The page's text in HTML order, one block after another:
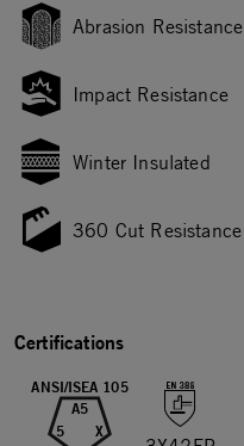
Abrasion Resistance
Impact Resistance
Winter Insulated
360 Cut Resistance
Certifications
ANSI/ISEA 105
A5
5 X